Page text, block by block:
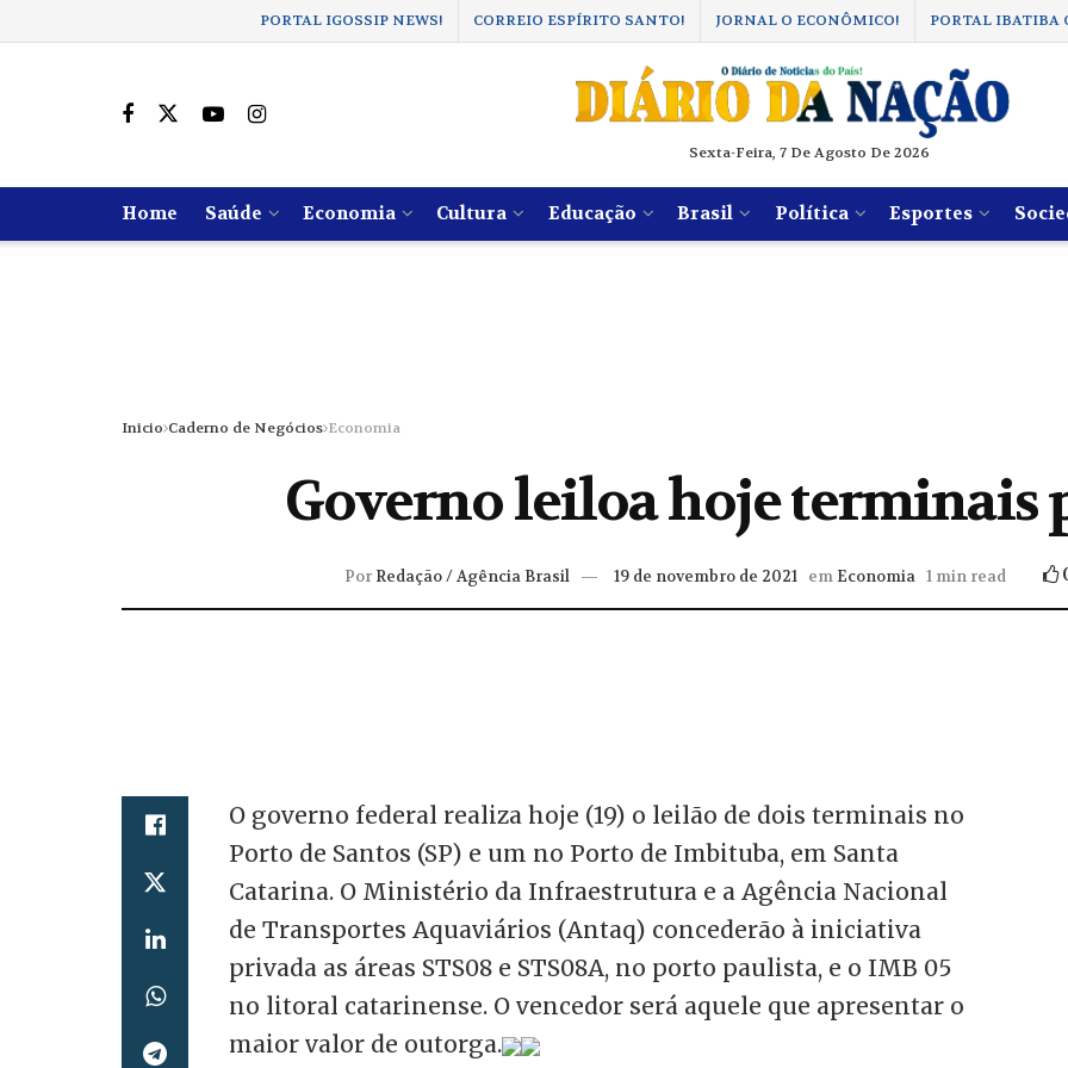
PORTAL IGOSSIP NEWS! CORREIO ESPÍRITO SANTO! JORNAL O ECONÔMICO! PORTAL IBATIBA
Sexta-Feira, 7 De Agosto De 2026
Home Saúde Economia Cultura Educação Brasil Política Esportes
Inicio Caderno de Negócios Economia
Governo leiloa hoje terminais
Por Redação / Agência Brasil 19 de novembro de 2021 em Economia 1 min read
O governo federal realiza hoje (19) o leilão de dois terminais no
Porto de Santos (SP) e um no Porto de Imbituba, em Santa
Catarina. O Ministério da Infraestrutura e a Agência Nacional
de Transportes Aquaviários (Antaq) concederão à iniciativa
privada as áreas STS08 e STS08A, no porto paulista, e o IMB 05
no litoral catarinense. O vencedor será aquele que apresentar o
maior valor de outorga.